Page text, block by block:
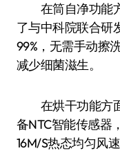
在筒自净功能方
了与中科院联合研
99%，无需手动擦
减少细菌滋生。
在烘干功能方面
备NTC智能传感器
16M/S热态均匀风